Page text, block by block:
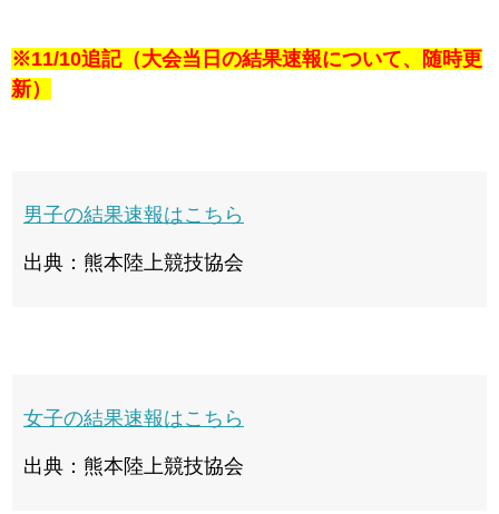
※11/10追記（大会当日の結果速報について、随時更
新）
男子の結果速報はこちら
出典：熊本陸上競技協会
女子の結果速報はこちら
出典：熊本陸上競技協会